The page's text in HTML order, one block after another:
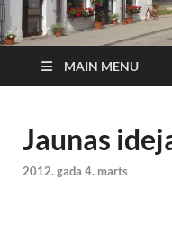
MAIN MENU
Jaunas
2012. gada 4. marts